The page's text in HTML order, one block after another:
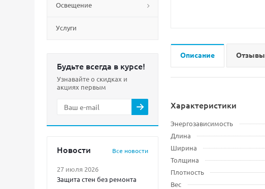
Освещение
Услуги
Будьте всегда в курсе!
Узнавайте о скидках и
акциях первым
Новости Все новости
27 июля 2026
Защита стен без ремонта
Описание Отзывы
Характеристики
Энергозависимость
Длина
Ширина
Толщина
Плотность
Вес